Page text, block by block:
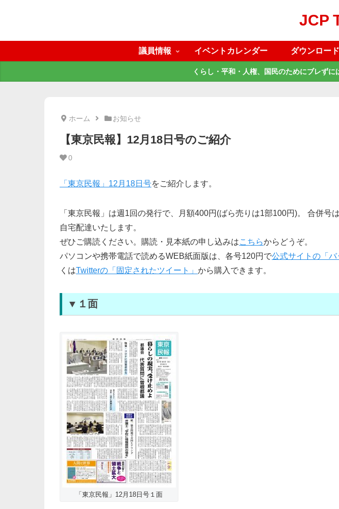
JCP
議員情報 イベントカレンダー ダウンロード
くらし・平和・人権、国民のためにブレず
ホーム お知らせ
【東京民報】12月18日号のご紹介
0
「東京民報」12月18日 号をご紹介します。
「東京民報」は週1回の発行で、月額400円(ばら売りは1部100円)。 合併号
自宅配達いたします。
ぜひご購読ください。購読・見本紙の申し込みはこちらからどうぞ。
パソコンや携帯電話で読めるWEB紙面版は、各号120円で公式サイトの「バ
くはTwitterの「固定されたツイート」 から購入できます。
▼１面
「東京民報」12月18日号１面